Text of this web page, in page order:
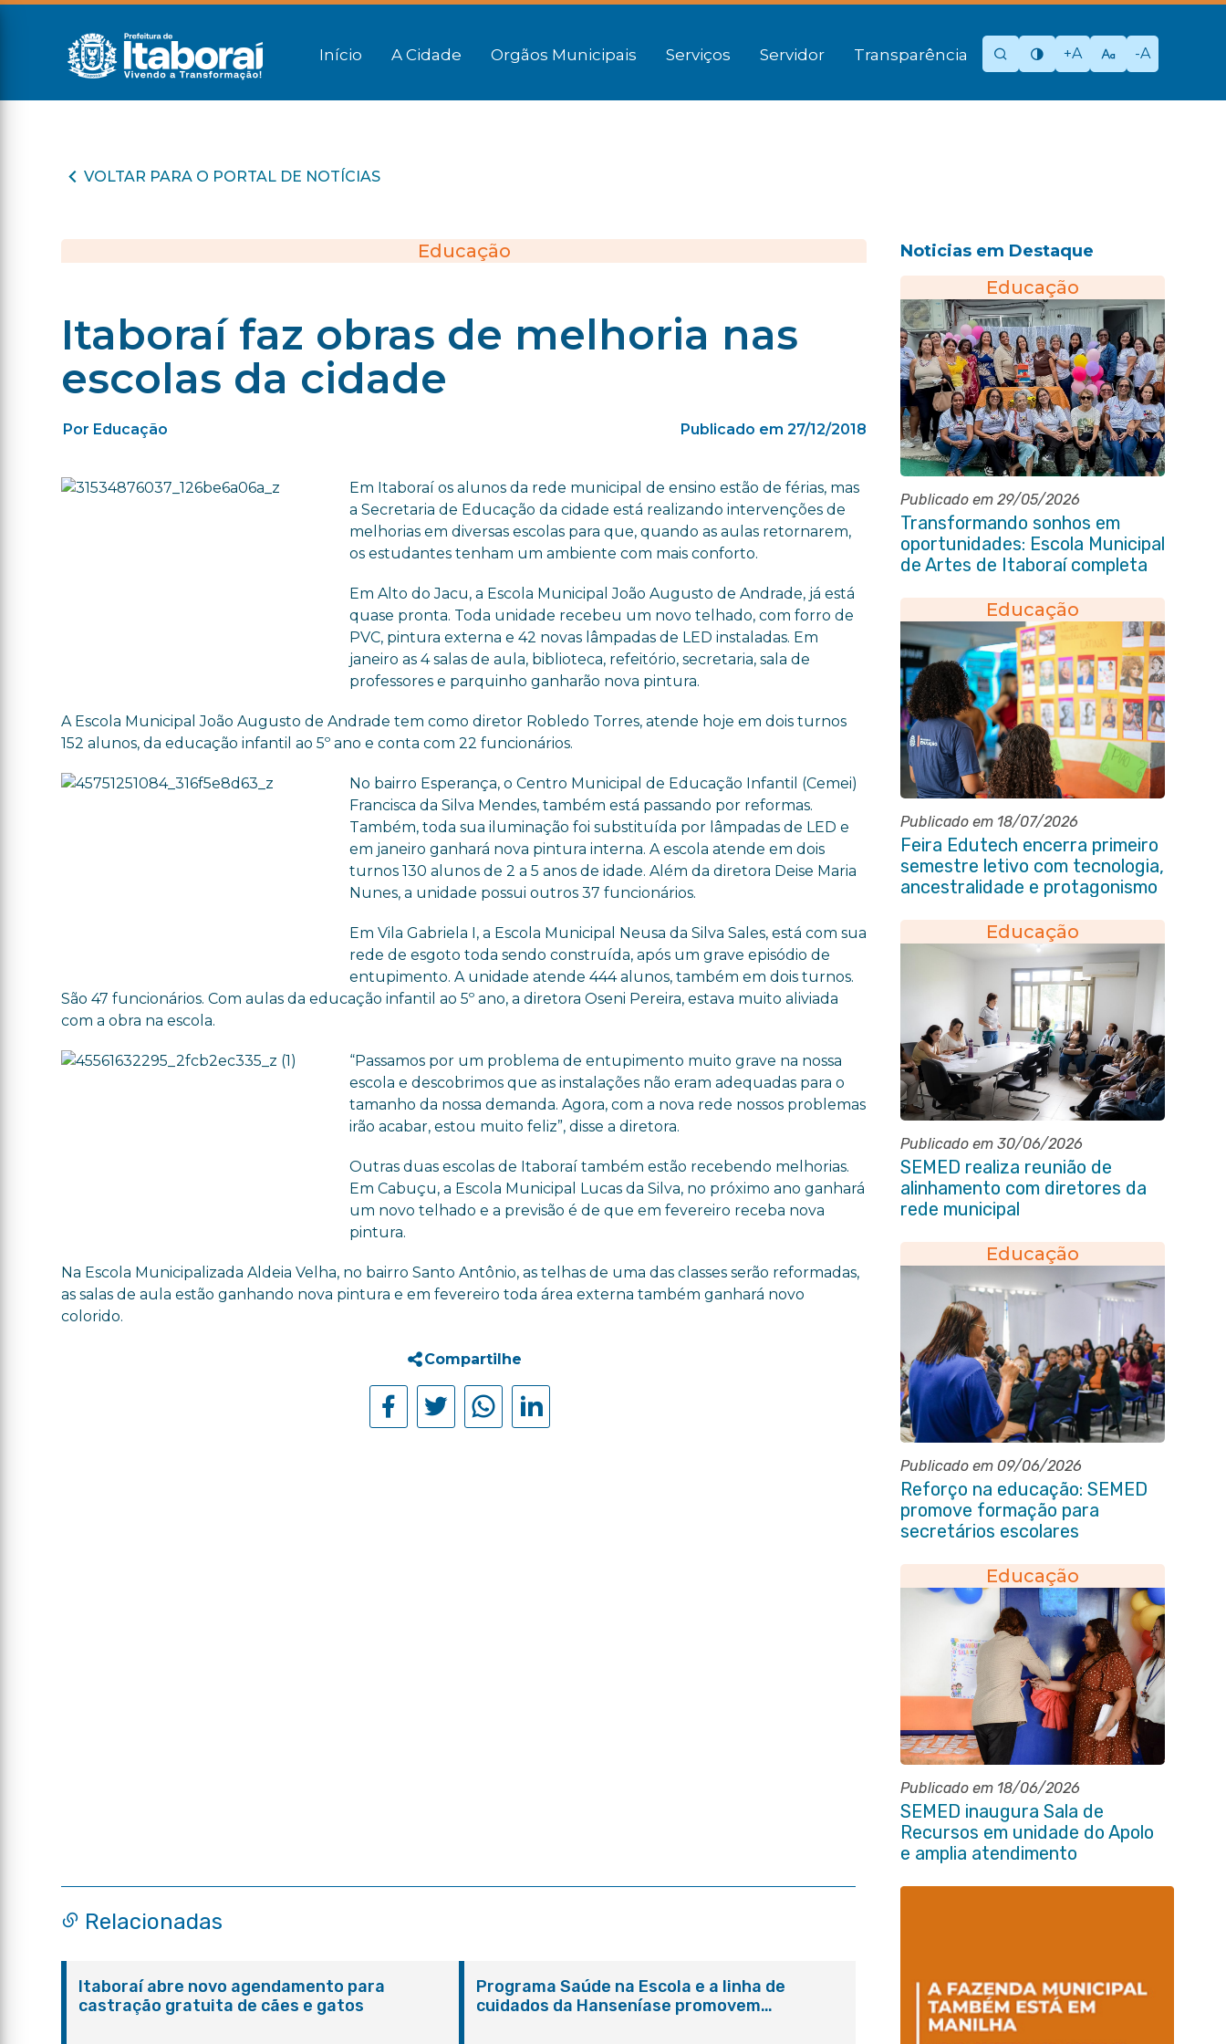
Início A Cidade Orgãos Municipais Serviços Servidor Transparência +A -A
VOLTAR PARA O PORTAL DE NOTÍCIAS
Educação
Itaboraí faz obras de melhoria nas
escolas da cidade
Por Educação Publicado em 27/12/2018
Em Itaboraí os alunos da rede municipal de ensino estão de férias, mas
a Secretaria de Educação da cidade está realizando intervenções de
melhorias em diversas escolas para que, quando as aulas retornarem,
os estudantes tenham um ambiente com mais conforto.
Em Alto do Jacu, a Escola Municipal João Augusto de Andrade, já está
quase pronta. Toda unidade recebeu um novo telhado, com forro de
PVC, pintura externa e 42 novas lâmpadas de LED instaladas. Em
janeiro as 4 salas de aula, biblioteca, refeitório, secretaria, sala de
professores e parquinho ganharão nova pintura.
A Escola Municipal João Augusto de Andrade tem como diretor Robledo Torres, atende hoje em dois turnos
152 alunos, da educação infantil ao 5º ano e conta com 22 funcionários.
No bairro Esperança, o Centro Municipal de Educação Infantil (Cemei)
Francisca da Silva Mendes, também está passando por reformas.
Também, toda sua iluminação foi substituída por lâmpadas de LED e
em janeiro ganhará nova pintura interna. A escola atende em dois
turnos 130 alunos de 2 a 5 anos de idade. Além da diretora Deise Maria
Nunes, a unidade possui outros 37 funcionários.
Em Vila Gabriela I, a Escola Municipal Neusa da Silva Sales, está com sua
rede de esgoto toda sendo construída, após um grave episódio de
entupimento. A unidade atende 444 alunos, também em dois turnos.
São 47 funcionários. Com aulas da educação infantil ao 5º ano, a diretora Oseni Pereira, estava muito aliviada
com a obra na escola.
“Passamos por um problema de entupimento muito grave na nossa
escola e descobrimos que as instalações não eram adequadas para o
tamanho da nossa demanda. Agora, com a nova rede nossos problemas
irão acabar, estou muito feliz”, disse a diretora.
Outras duas escolas de Itaboraí também estão recebendo melhorias.
Em Cabuçu, a Escola Municipal Lucas da Silva, no próximo ano ganhará
um novo telhado e a previsão é de que em fevereiro receba nova
pintura.
Na Escola Municipalizada Aldeia Velha, no bairro Santo Antônio, as telhas de uma das classes serão reformadas,
as salas de aula estão ganhando nova pintura e em fevereiro toda área externa também ganhará novo
colorido.
Compartilhe
Noticias em Destaque
Educação
Publicado em 29/05/2026
Transformando sonhos em
oportunidades: Escola Municipal
de Artes de Itaboraí completa
Educação
Publicado em 18/07/2026
Feira Edutech encerra primeiro
semestre letivo com tecnologia,
ancestralidade e protagonismo
Educação
Publicado em 30/06/2026
SEMED realiza reunião de
alinhamento com diretores da
rede municipal
Educação
Publicado em 09/06/2026
Reforço na educação: SEMED
promove formação para
secretários escolares
Educação
Publicado em 18/06/2026
SEMED inaugura Sala de
Recursos em unidade do Apolo
e amplia atendimento
Relacionadas
Itaboraí abre novo agendamento para
castração gratuita de cães e gatos
Programa Saúde na Escola e a linha de
cuidados da Hanseníase promovem